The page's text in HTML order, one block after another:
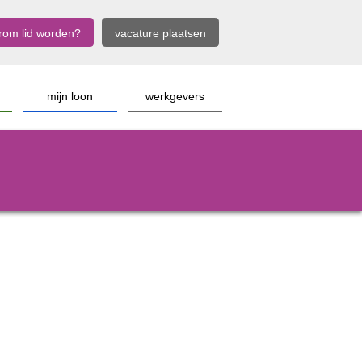
vacature plaatsen
lid worden?
werkgevers
mijn loon